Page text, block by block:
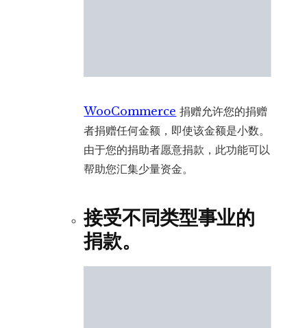
WooCommerce 捐赠允许您的捐赠
者捐赠任何金额，即使该金额是小数。
由于您的捐助者愿意捐款，此功能可以
帮助您汇集少量资金。
接受不同类型事业的
捐款。